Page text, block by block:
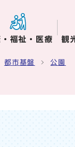
福祉・医療 観
都市基盤 公園